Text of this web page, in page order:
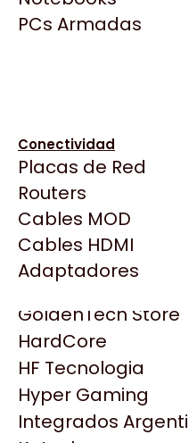
PCs Armadas
Conectividad
Placas de Red
Routers
Cables MOD
Cables HDMI
Adaptadores
Cooler Master
Deepcool
Dell
EVGA
Gamemax
Genesis
Genius
HP
HyperX
INNO3D
Intel
Kingston
Todas las Tiendas
Click Gaming
Compufan Store
Dinobyte
Full H4rd
Gaming City
Gezatek
GoldenTech Store
HardCore
HF Tecnologia
Hyper Gaming
Integrados